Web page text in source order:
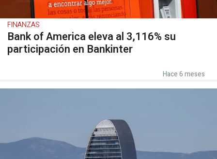
FINANZAS
Bank of America eleva al 3,116% su
participación en Bankinter
Hace 6 meses